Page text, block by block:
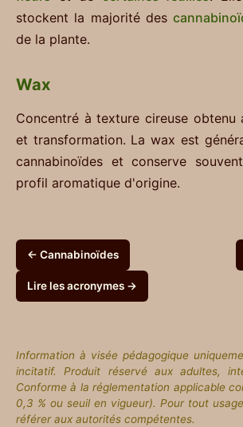
stockent la majorité des
de la plante.
Wax
Concentré à texture cireuse obtenu
et transformation. La wax est
cannabinoïdes et conserve
profil aromatique d'origine.
← Cannabinoïdes
Lire les acronymes →
Information à visée pédagogique
incitatif. Produit réservé aux adultes,
Conforme à la réglementation applicable
0,3 % ou seuil en vigueur). Pour tout
référer aux autorités compétentes.